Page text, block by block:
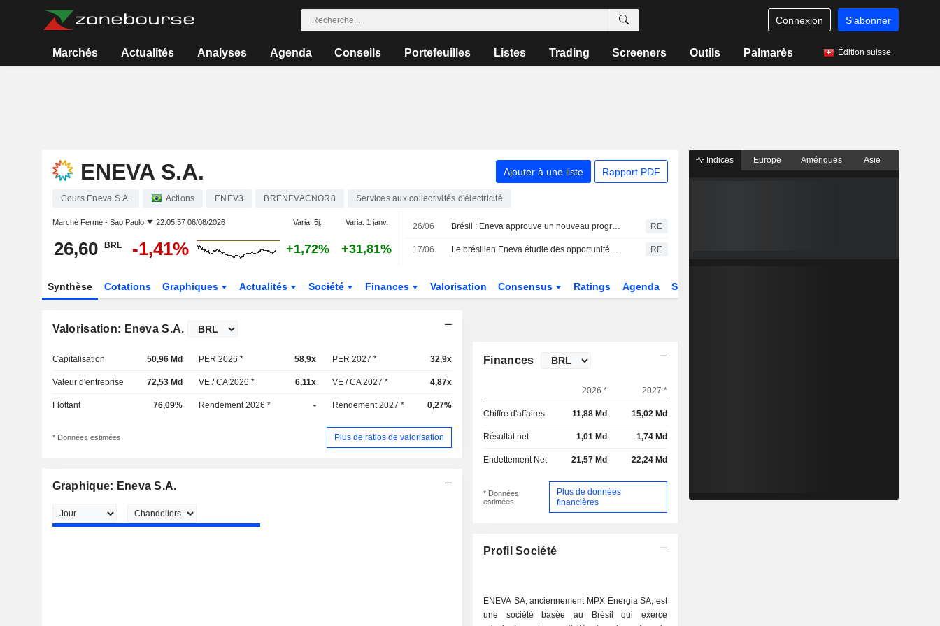
Connexion S'abonner
Marchés Actualités Analyses Agenda Conseils Portefeuilles Listes Trading Screeners Outils Palmarès Édition suisse
ENEVA S.A. Ajouter à une liste Rapport PDF
Cours Eneva S.A. Actions ENEV3 BRENEVACNOR8 Services aux collectivités d'électricité
Marché Fermé - Sao Paulo 22:05:57 06/08/2026 Varia. 5j. Varia. 1 janv.
26,60 BRL -1,41% +1,72% +31,81%
26/06 Brésil : Eneva approuve un nouveau programme de rachat d'actions portant sur 23 millions de titres RE
17/06 Le brésilien Eneva étudie des opportunités d'investissement au Venezuela, selon son directeur général RE
Synthèse Cotations Graphiques Actualités Société Finances Valorisation Consensus Ratings Agenda Secteur
Valorisation: Eneva S.A.
Capitalisation 50,96 Md PER 2026 * 58,9x PER 2027 * 32,9x
Valeur d'entreprise 72,53 Md VE / CA 2026 * 6,11x VE / CA 2027 * 4,87x
Flottant 76,09% Rendement 2026 * - Rendement 2027 * 0,27%
* Données estimées Plus de ratios de valorisation
Graphique: Eneva S.A.
Finances
2026 * 2027 *
Chiffre d'affaires 11,88 Md 15,02 Md
Résultat net 1,01 Md 1,74 Md
Endettement Net 21,57 Md 22,24 Md
* Données
estimées
Plus de données
financières
Profil Société
ENEVA SA, anciennement MPX Energia SA, est
une société basée au Brésil qui exerce
Indices Europe Amériques Asie